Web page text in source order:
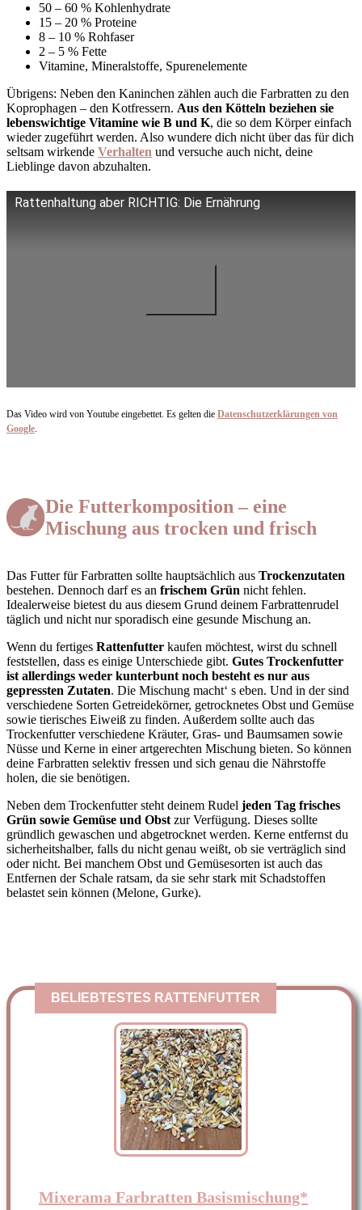
50 – 60 % Kohlenhydrate
15 – 20 % Proteine
8 – 10 % Rohfaser
2 – 5 % Fette
Vitamine, Mineralstoffe, Spurenelemente
Übrigens: Neben den Kaninchen zählen auch die Farbratten zu den
Koprophagen – den Kotfressern. Aus den Kötteln beziehen sie
lebenswichtige Vitamine wie B und K, die so dem Körper einfach
wieder zugeführt werden. Also wundere dich nicht über das für dich
seltsam wirkende Verhalten und versuche auch nicht, deine
Lieblinge davon abzuhalten.
Rattenhaltung aber RICHTIG: Die Ernährung
Das Video wird von Youtube eingebettet. Es gelten die Datenschutzerklärungen von
Google.
Die Futterkomposition – eine
Mischung aus trocken und frisch
Das Futter für Farbratten sollte hauptsächlich aus Trockenzutaten
bestehen. Dennoch darf es an frischem Grün nicht fehlen.
Idealerweise bietest du aus diesem Grund deinem Farbrattenrudel
täglich und nicht nur sporadisch eine gesunde Mischung an.
Wenn du fertiges Rattenfutter kaufen möchtest, wirst du schnell
feststellen, dass es einige Unterschiede gibt. Gutes Trockenfutter
ist allerdings weder kunterbunt noch besteht es nur aus
gepressten Zutaten. Die Mischung macht‘ s eben. Und in der sind
verschiedene Sorten Getreidekörner, getrocknetes Obst und Gemüse
sowie tierisches Eiweiß zu finden. Außerdem sollte auch das
Trockenfutter verschiedene Kräuter, Gras- und Baumsamen sowie
Nüsse und Kerne in einer artgerechten Mischung bieten. So können
deine Farbratten selektiv fressen und sich genau die Nährstoffe
holen, die sie benötigen.
Neben dem Trockenfutter steht deinem Rudel jeden Tag frisches
Grün sowie Gemüse und Obst zur Verfügung. Dieses sollte
gründlich gewaschen und abgetrocknet werden. Kerne entfernst du
sicherheitshalber, falls du nicht genau weißt, ob sie verträglich sind
oder nicht. Bei manchem Obst und Gemüsesorten ist auch das
Entfernen der Schale ratsam, da sie sehr stark mit Schadstoffen
belastet sein können (Melone, Gurke).
BELIEBTESTES RATTENFUTTER
Mixerama Farbratten Basismischung*